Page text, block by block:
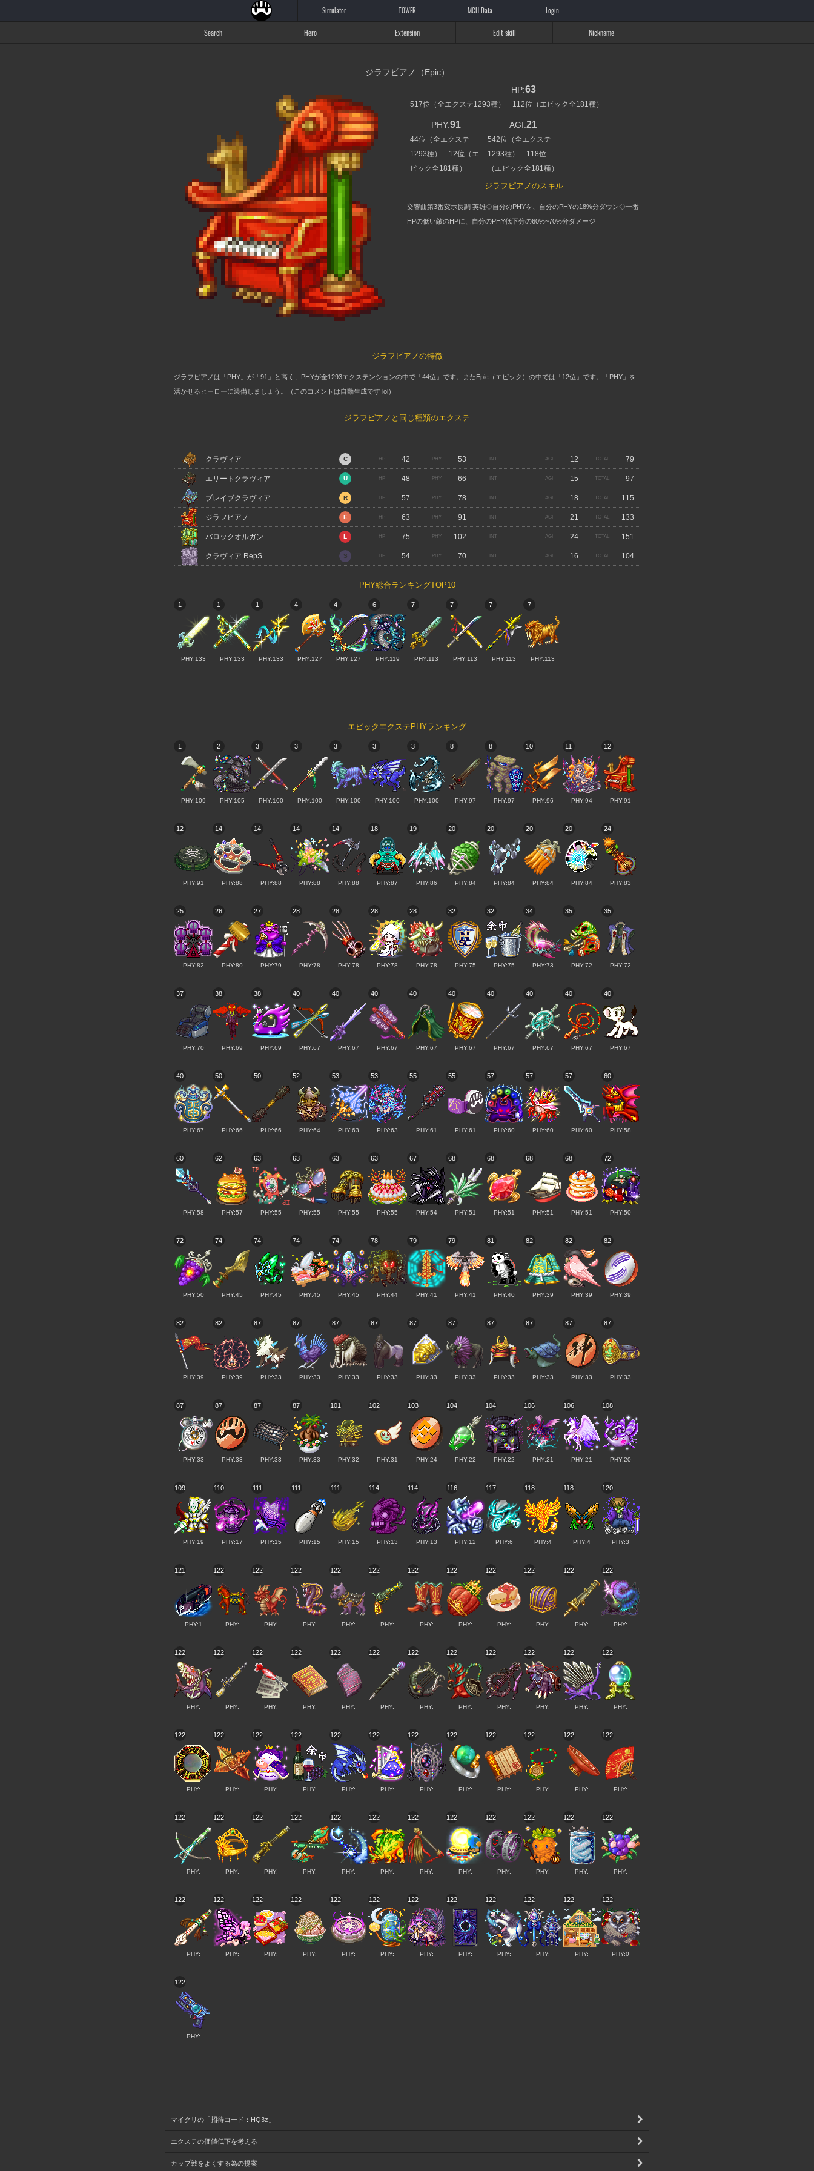
Simulator TOWER MCH Data Login
Search Hero Extension Edit skill Nickname
ジラフピアノ（Epic）
HP:63
517位（全エクステ1293種） 112位（エピック全181種）
PHY:91
44位（全エクステ
1293種） 12位（エ
ピック全181種）
AGI:21
542位（全エクステ
1293種） 118位
（エピック全181種）
ジラフピアノのスキル
交響曲第3番変ホ長調 英雄◇自分のPHYを、自分のPHYの18%分ダウン◇一番
HPの低い敵のHPに、自分のPHY低下分の60%~70%分ダメージ
ジラフピアノの特徴
ジラフピアノは「PHY」が「91」と高く、PHYが全1293エクステンションの中で「44位」です。またEpic（エピック）の中では「12位」です。「PHY」を
活かせるヒーローに装備しましょう。（このコメントは自動生成です lol）
ジラフピアノと同じ種類のエクステ
クラヴィア 42 53 12 79
エリートクラヴィア 48 66 15 97
ブレイブクラヴィア 57 78 18 115
ジラフピアノ 63 91 21 133
バロックオルガン 75 102 24 151
クラヴィア.RepS 54 70 16 104
PHY総合ランキングTOP10
1
PHY:133
1
PHY:133
1
PHY:133
4
PHY:127
4
PHY:127
6
PHY:119
7
PHY:113
7
PHY:113
7
PHY:113
7
PHY:113
エピックエクステPHYランキング
1
PHY:109
2
PHY:105
3
PHY:100
3
PHY:100
3
PHY:100
3
PHY:100
3
PHY:100
8
PHY:97
8
PHY:97
10
PHY:96
11
PHY:94
12
PHY:91
12
PHY:91
14
PHY:88
14
PHY:88
14
PHY:88
14
PHY:88
18
PHY:87
19
PHY:86
20
PHY:84
20
PHY:84
20
PHY:84
20
PHY:84
24
PHY:83
25
PHY:82
26
PHY:80
27
PHY:79
28
PHY:78
28
PHY:78
28
PHY:78
28
PHY:78
32
PHY:75
32
PHY:75
34
PHY:73
35
PHY:72
35
PHY:72
37
PHY:70
38
PHY:69
38
PHY:69
40
PHY:67
40
PHY:67
40
PHY:67
40
PHY:67
40
PHY:67
40
PHY:67
40
PHY:67
40
PHY:67
40
PHY:67
40
PHY:67
50
PHY:66
50
PHY:66
52
PHY:64
53
PHY:63
53
PHY:63
55
PHY:61
55
PHY:61
57
PHY:60
57
PHY:60
57
PHY:60
60
PHY:58
60
PHY:58
62
PHY:57
63
PHY:55
63
PHY:55
63
PHY:55
63
PHY:55
67
PHY:54
68
PHY:51
68
PHY:51
68
PHY:51
68
PHY:51
72
PHY:50
72
PHY:50
74
PHY:45
74
PHY:45
74
PHY:45
74
PHY:45
78
PHY:44
79
PHY:41
79
PHY:41
81
PHY:40
82
PHY:39
82
PHY:39
82
PHY:39
82
PHY:39
82
PHY:39
87
PHY:33
87
PHY:33
87
PHY:33
87
PHY:33
87
PHY:33
87
PHY:33
87
PHY:33
87
PHY:33
87
PHY:33
87
PHY:33
87
PHY:33
87
PHY:33
87
PHY:33
87
PHY:33
101
PHY:32
102
PHY:31
103
PHY:24
104
PHY:22
104
PHY:22
106
PHY:21
106
PHY:21
108
PHY:20
109
PHY:19
110
PHY:17
111
PHY:15
111
PHY:15
111
PHY:15
114
PHY:13
114
PHY:13
116
PHY:12
117
PHY:6
118
PHY:4
118
PHY:4
120
PHY:3
121
PHY:1
122
PHY:
122
PHY:
122
PHY:
122
PHY:
122
PHY:
122
PHY:
122
PHY:
122
PHY:
122
PHY:
122
PHY:
122
PHY:
122
PHY:
122
PHY:
122
PHY:
122
PHY:
122
PHY:
122
PHY:
122
PHY:
122
PHY:
122
PHY:
122
PHY:
122
PHY:
122
PHY:
122
PHY:
122
PHY:
122
PHY:
122
PHY:
122
PHY:
122
PHY:
122
PHY:
122
PHY:
122
PHY:
122
PHY:
122
PHY:
122
PHY:
122
PHY:
122
PHY:
122
PHY:
122
PHY:
122
PHY:
122
PHY:
122
PHY:
122
PHY:
122
PHY:
122
PHY:
122
PHY:
122
PHY:
122
PHY:
122
PHY:
122
PHY:
122
PHY:
122
PHY:
122
PHY:
122
PHY:
122
PHY:
122
PHY:
122
PHY:
122
PHY:
122
PHY:0
122
PHY:
マイクリの「招待コード：HQ3z」
エクステの価値低下を考える
カップ戦をよくする為の提案